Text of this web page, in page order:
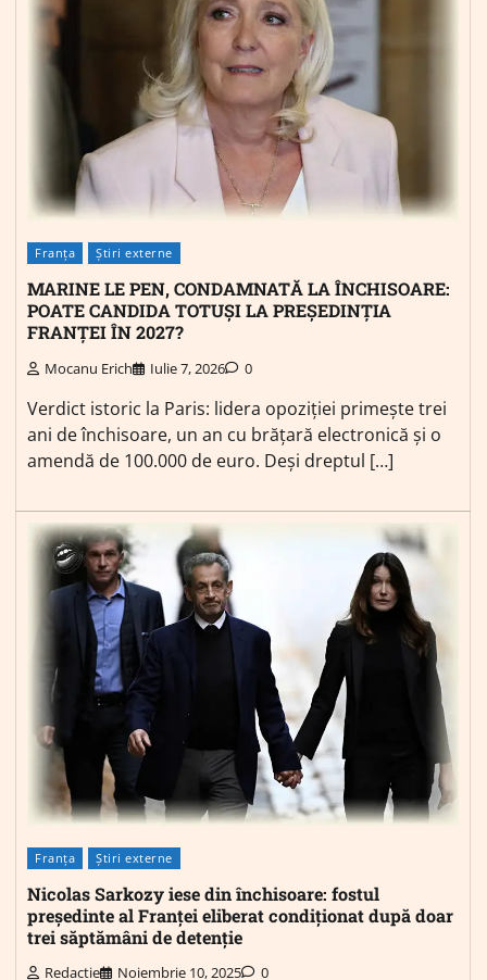
Franța Știri externe
MARINE LE PEN, CONDAMNATĂ LA ÎNCHISOARE:
POATE CANDIDA TOTUȘI LA PREȘEDINȚIA
FRANȚEI ÎN 2027?
Mocanu Erich Iulie 7, 2026 0
Verdict istoric la Paris: lidera opoziției primește trei
ani de închisoare, un an cu brățară electronică și o
amendă de 100.000 de euro. Deși dreptul […]
Franța Știri externe
Nicolas Sarkozy iese din închisoare: fostul
președinte al Franței eliberat condiționat după doar
trei săptămâni de detenție
Redactie Noiembrie 10, 2025 0